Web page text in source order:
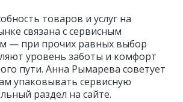
товаров и услуг на
связана с сервисным
— при прочих равных выбор
уровень заботы и комфорт
пути. Анна Рымарева советует
упаковывать сервисную
раздел на сайте.